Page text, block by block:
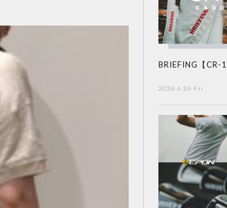
BRIEFING【CR-
2026.6.26 Fri